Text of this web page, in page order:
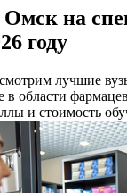
на
году
лучшие
в области
и стоимость